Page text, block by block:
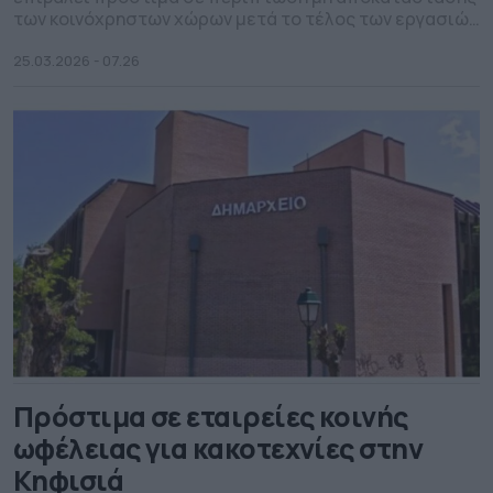
25.03.2026 - 07.26
Πρόστιμα σε εταιρείες κοινής
ωφέλειας για κακοτεχνίες στην
Κηφισιά